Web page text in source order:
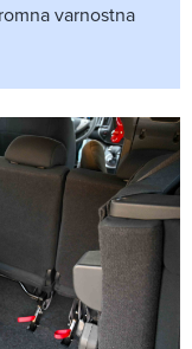
varnostna